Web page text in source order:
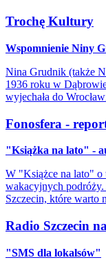
Trochę Kultury
Wspomnienie Niny
Nina Grudnik (także
1936 roku w
wyjechała do
Fonosfera -
"Książka na lato" -
W "Książce na lato" o
wakacyjnych
Szczecin, które warto
Radio Szczecin
"SMS dla lokalsów"